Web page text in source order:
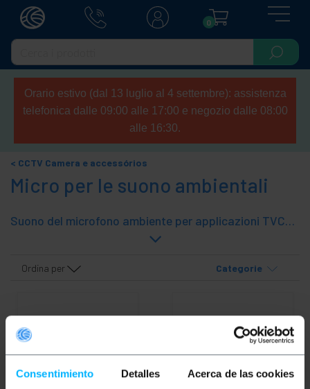
Consentimiento Detalles Acerca de las cookies
0
Orario estivo (dal 13 luglio al 4 settembre): assistenza
telefonica dalle 09:00 alle 17:00 e negozio dalle 08:00
alle 16:30.
CCTV Camera e accessórios
Micro per le suono ambientali
Suono del microfono ambiente per applicazioni TVCC. Applicazioni TVCC consentire l'acquisizione audio ma un singolo microfono può catturare audio in una camera controllata per più di una telecamera. Abbiamo diversi modelli di microfoni sonori ambientali in grado di soddisfare le vostre esigenze.
Ordina per Categorie